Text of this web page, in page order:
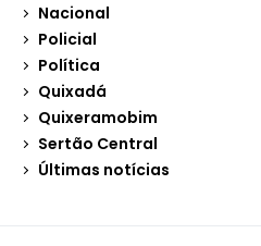
Nacional
Policial
Política
Quixadá
Quixeramobim
Sertão Central
Últimas notícias